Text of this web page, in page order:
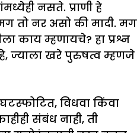
नसते. प्राणी हे
मग तो नर असो की मादी. मग
काय म्हणायचे? हा प्रश्न
ज्याला खरे पुरुषत्व म्हणजे
विधवा किंवा
संबंध नाही, ती